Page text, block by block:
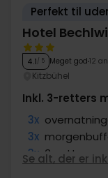
Perfekt til
Hotel
4.1/ 5 Meget god 12
Kitzbühel
Inkl. 3-retters
3x
3x
3x 3-retters
Se alt, der er